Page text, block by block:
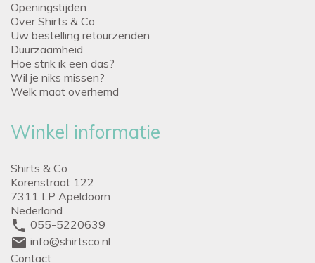
Openingstijden
Over Shirts & Co
Uw bestelling retourzenden
Duurzaamheid
Hoe strik ik een das?
Wil je niks missen?
Welk maat overhemd
Winkel informatie
Shirts & Co
Korenstraat 122
7311 LP Apeldoorn
Nederland
phone 055-5220639
mail info@shirtsco.nl
Contact